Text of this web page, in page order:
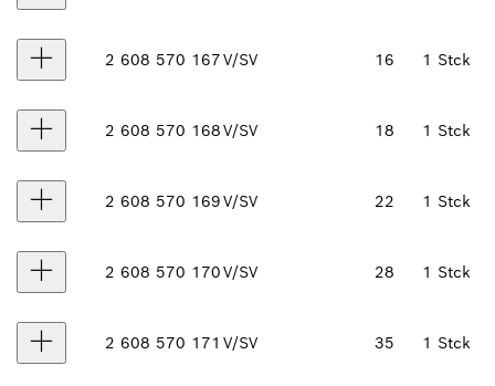
2 608 570 167V/SV 16 1 Stck
2 608 570 168V/SV 18 1 Stck
2 608 570 169V/SV 22 1 Stck
2 608 570 170V/SV 28 1 Stck
2 608 570 171 V/SV 35 1 Stck